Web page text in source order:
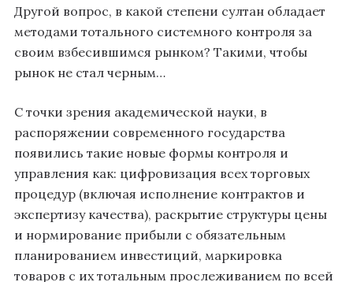
Другой вопрос, в какой степени султан обладает
методами тотального системного контроля за
своим взбесившимся рынком? Такими, чтобы
рынок не стал черным…
С точки зрения академической науки, в
распоряжении современного государства
появились такие новые формы контроля и
управления как: цифровизация всех торговых
процедур (включая исполнение контрактов и
экспертизу качества), раскрытие структуры цены
и нормирование прибыли с обязательным
планированием инвестиций, маркировка
товаров с их тотальным прослеживанием по всей